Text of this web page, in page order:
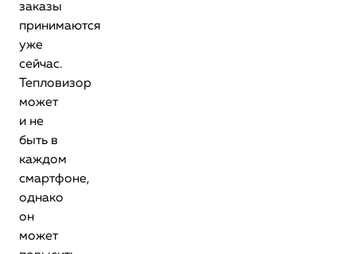
заказы
принимаются
уже
сейчас.
Тепловизор
может
и не
быть в
каждом
смартфоне,
однако
он
может